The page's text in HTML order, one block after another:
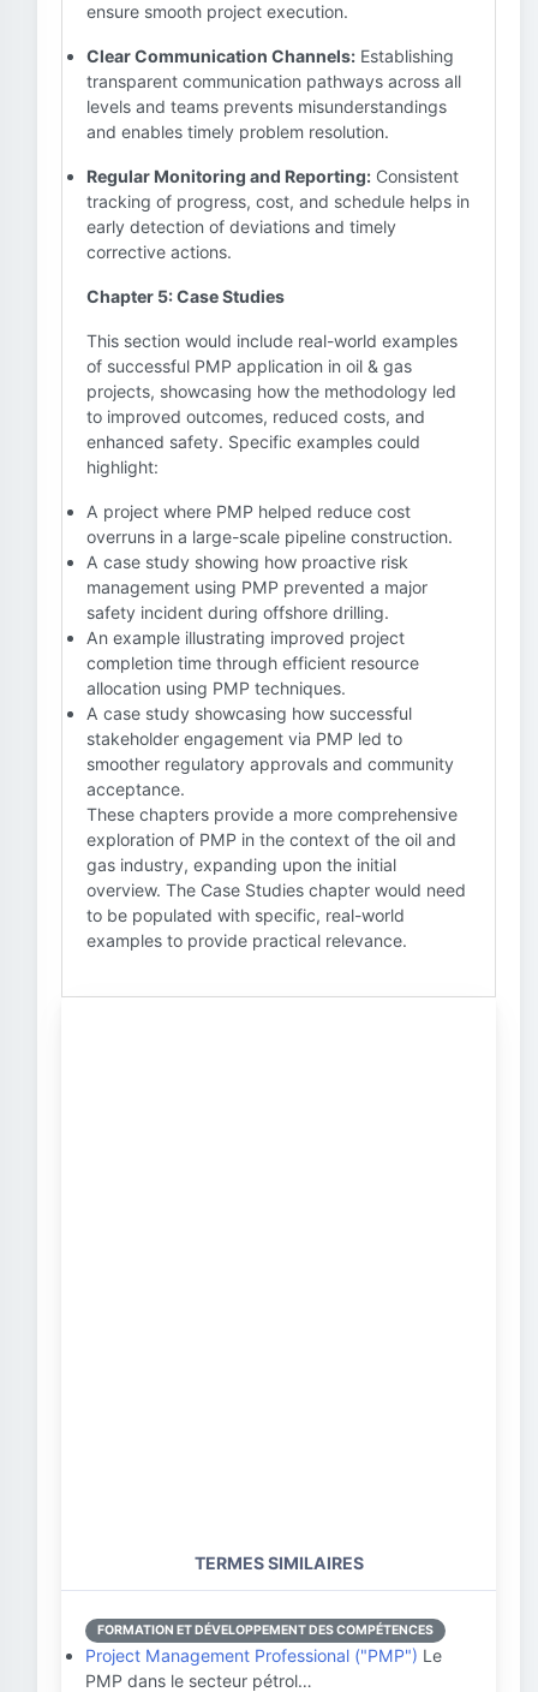
ensure smooth project execution.
Clear Communication Channels: Establishing
transparent communication pathways across all
levels and teams prevents misunderstandings
and enables timely problem resolution.
Regular Monitoring and Reporting: Consistent
tracking of progress, cost, and schedule helps in
early detection of deviations and timely
corrective actions.
Chapter 5: Case Studies
This section would include real-world examples
of successful PMP application in oil & gas
projects, showcasing how the methodology led
to improved outcomes, reduced costs, and
enhanced safety. Specific examples could
highlight:
A project where PMP helped reduce cost
overruns in a large-scale pipeline construction.
A case study showing how proactive risk
management using PMP prevented a major
safety incident during offshore drilling.
An example illustrating improved project
completion time through efficient resource
allocation using PMP techniques.
A case study showcasing how successful
stakeholder engagement via PMP led to
smoother regulatory approvals and community
acceptance.
These chapters provide a more comprehensive
exploration of PMP in the context of the oil and
gas industry, expanding upon the initial
overview. The Case Studies chapter would need
to be populated with specific, real-world
examples to provide practical relevance.
TERMES SIMILAIRES
FORMATION ET DÉVELOPPEMENT DES COMPÉTENCES
Project Management Professional ("PMP") Le
PMP dans le secteur pétrol…